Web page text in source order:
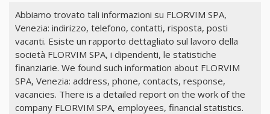
Abbiamo trovato tali informazioni su FLORVIM SPA,
Venezia: indirizzo, telefono, contatti, risposta, posti
vacanti. Esiste un rapporto dettagliato sul lavoro della
società FLORVIM SPA, i dipendenti, le statistiche
finanziarie. We found such information about FLORVIM
SPA, Venezia: address, phone, contacts, response,
vacancies. There is a detailed report on the work of the
company FLORVIM SPA, employees, financial statistics.